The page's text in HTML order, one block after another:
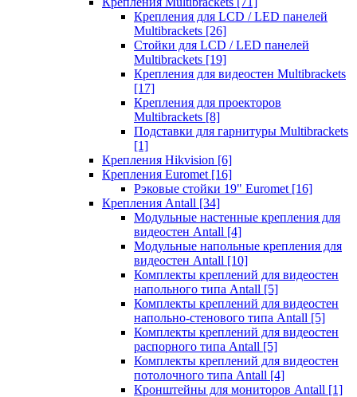
Крепления для LCD / LED панелей
Multibrackets [26]
Стойки для LCD / LED панелей
Multibrackets [19]
Крепления для видеостен Multibrackets
[17]
Крепления для проекторов
Multibrackets [8]
Подставки для гарнитуры Multibrackets
[1]
Крепления Hikvision [6]
Крепления Euromet [16]
Рэковые стойки 19" Euromet [16]
Крепления Antall [34]
Модульные настенные крепления для
видеостен Antall [4]
Модульные напольные крепления для
видеостен Antall [10]
Комплекты креплений для видеостен
напольного типа Antall [5]
Комплекты креплений для видеостен
напольно-стенового типа Antall [5]
Комплекты креплений для видеостен
распорного типа Antall [5]
Комплекты креплений для видеостен
потолочного типа Antall [4]
Кронштейны для мониторов Antall [1]